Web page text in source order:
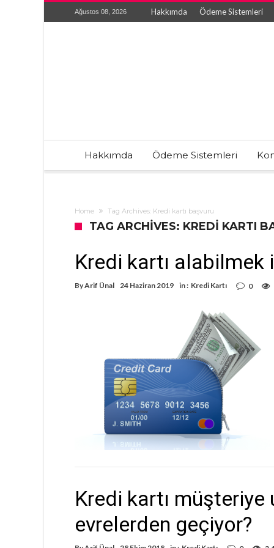
Ağustos 08, 2026 Hakkımda Ödeme Sistemleri
Hakkımda Ödeme Sistemleri
Home Tag Archives: Kredi kartı başvuru
TAG ARCHIVES: KREDI KARTI
Kredi kartı
ByArif Ünal 24 Haziran 2019 in : Kredi Kartı 0
Kredi kartı
evrelerden geçiyor?